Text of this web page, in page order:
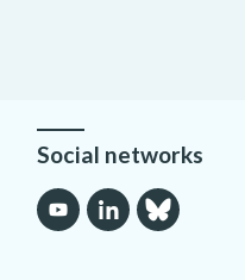
Social networks